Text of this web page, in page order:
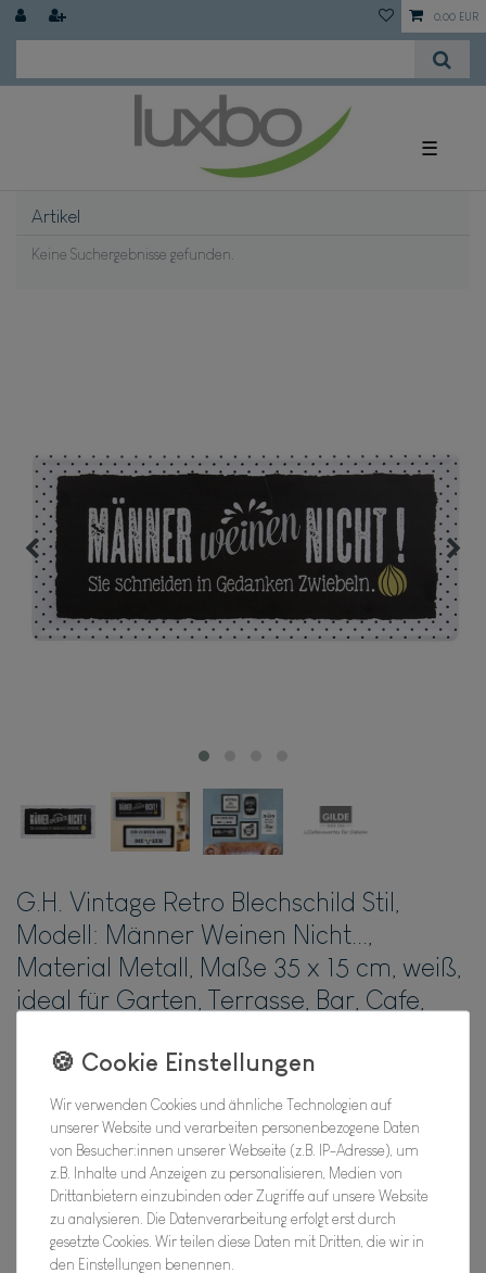
0,00 EUR
☰
Artikel
Keine Suchergebnisse gefunden.
G.H. Vintage Retro Blechschild Stil,
Modell: Männer Weinen Nicht...,
Material Metall, Maße 35 x 15 cm, weiß,
ideal für Garten, Terrasse, Bar, Cafe,
10,95 EUR*
Wir verwenden Cookies und ähnliche Technologien auf
unserer Website und verarbeiten personenbezogene Daten
von Besucher:innen unserer Webseite (z.B. IP-Adresse), um
z.B. Inhalte und Anzeigen zu personalisieren, Medien von
Drittanbietern einzubinden oder Zugriffe auf unsere Website
zu analysieren. Die Datenverarbeitung erfolgt erst durch
gesetzte Cookies. Wir teilen diese Daten mit Dritten, die wir in
den Einstellungen benennen.